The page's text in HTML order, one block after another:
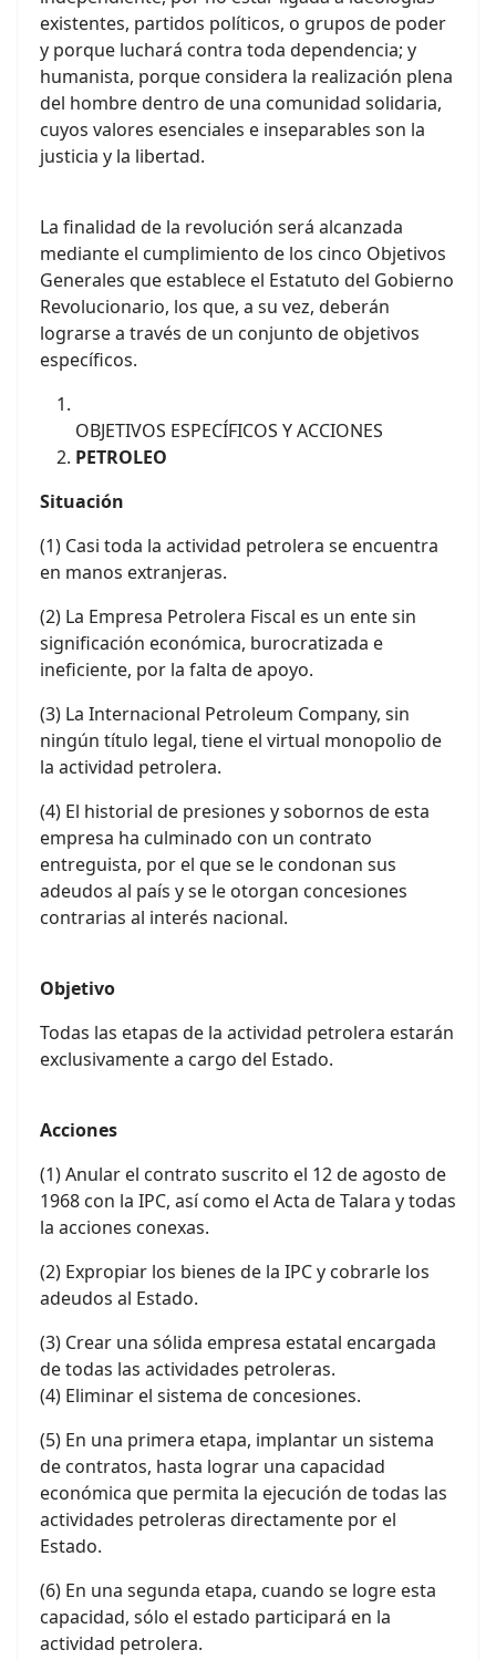
existentes, partidos políticos, o grupos de poder
y porque luchará contra toda dependencia; y
humanista, porque considera la realización plena
del hombre dentro de una comunidad solidaria,
cuyos valores esenciales e inseparables son la
justicia y la libertad.
La finalidad de la revolución será alcanzada
mediante el cumplimiento de los cinco Objetivos
Generales que establece el Estatuto del Gobierno
Revolucionario, los que, a su vez, deberán
lograrse a través de un conjunto de objetivos
específicos.
OBJETIVOS ESPECÍFICOS Y ACCIONES
PETROLEO
Situación
(1) Casi toda la actividad petrolera se encuentra
en manos extranjeras.
(2) La Empresa Petrolera Fiscal es un ente sin
significación económica, burocratizada e
ineficiente, por la falta de apoyo.
(3) La Internacional Petroleum Company, sin
ningún título legal, tiene el virtual monopolio de
la actividad petrolera.
(4) El historial de presiones y sobornos de esta
empresa ha culminado con un contrato
entreguista, por el que se le condonan sus
adeudos al país y se le otorgan concesiones
contrarias al interés nacional.
Objetivo
Todas las etapas de la actividad petrolera estarán
exclusivamente a cargo del Estado.
Acciones
(1) Anular el contrato suscrito el 12 de agosto de
1968 con la IPC, así como el Acta de Talara y todas
la acciones conexas.
(2) Expropiar los bienes de la IPC y cobrarle los
adeudos al Estado.
(3) Crear una sólida empresa estatal encargada
de todas las actividades petroleras.
(4) Eliminar el sistema de concesiones.
(5) En una primera etapa, implantar un sistema
de contratos, hasta lograr una capacidad
económica que permita la ejecución de todas las
actividades petroleras directamente por el
Estado.
(6) En una segunda etapa, cuando se logre esta
capacidad, sólo el estado participará en la
actividad petrolera.